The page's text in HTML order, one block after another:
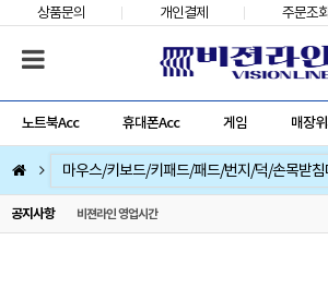
상품문의 개인결제 주문조회
노트북Acc 휴대폰Acc 게임 매장
컴퓨터부품
베스트 상품
컴퓨터주변기기
저장장치/네트웍/케이블/배터리/충전기/잠금
마우스/키보드/키패드/패드/번지/덕/손목받
스피커/이어폰/헤드셋/거치대/마이크
게임
노트북Acc
게임슬라이더
휴대폰Acc
공지사항 비젼라인 영업시간